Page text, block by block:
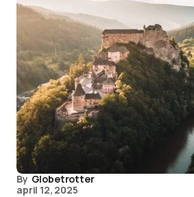
By Globetrotter
april 12, 2025